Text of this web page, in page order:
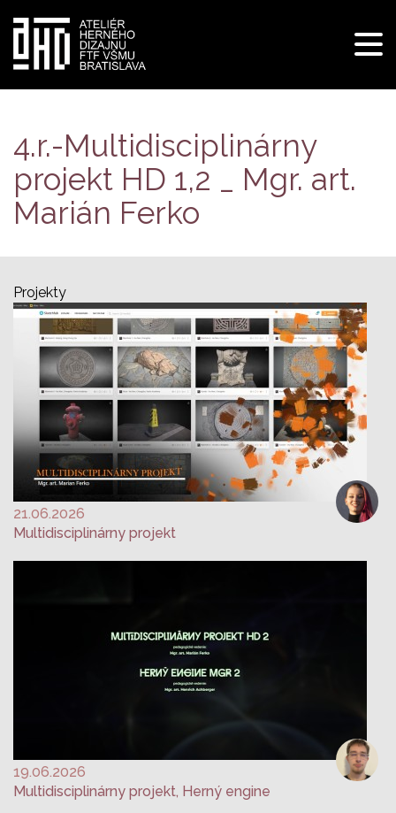
Skočiť
obsah
4.r.-Multidisciplinárny
projekt HD 1,2 _ Mgr. art.
Marián Ferko
Projekty
21.06.2026
Multidisciplinárny projekt
19.06.2026
Multidisciplinárny projekt, Herný engine